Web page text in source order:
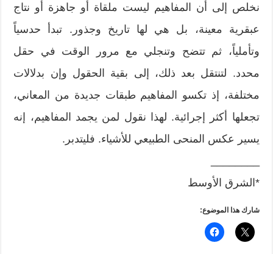
نخلص إلى أن المفاهيم ليست ملقاة أو جاهزة أو نتاج
عبقرية معينة، بل هي لها تاريخ وجذور. تبدأ حدسياً
وتأملياً، ثم تتضح وتنجلي مع مرور الوقت في حقل
محدد. لتنتقل بعد ذلك، إلى بقية الحقول وإن بدلالات
مختلفة، إذ تكسو المفاهيم طبقات جديدة من المعاني،
تجعلها أكثر إجرائية. لهذا نقول لمن يجمد المفاهيم، إنه
يسير عكس المنحى الطبيعي للأشياء. فليتدبر.
*الشرق الأوسط
شارك هذا الموضوع: